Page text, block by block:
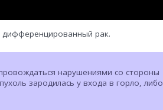
дифференцированный рак.
нарушениями со стороны
зародилась у входа в горло, либо